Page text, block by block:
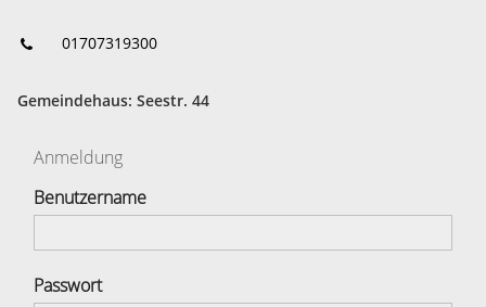
01707319300
Gemeindehaus: Seestr. 44
Anmeldung
Benutzername
Passwort